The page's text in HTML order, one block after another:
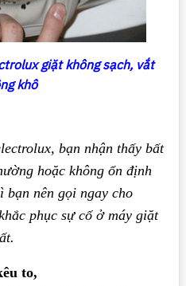
giặt không sạch, vắt
khô
bạn nhận thấy bất
hoặc không ổn định
bạn nên gọi ngay cho
phục sự cố ở máy giặt
to,